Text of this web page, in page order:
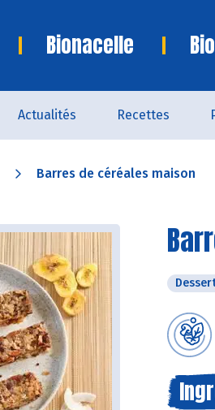
Bionacelle
Actualités Recettes
Barres de céréales maison